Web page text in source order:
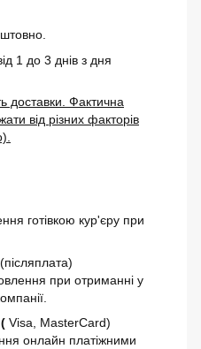
1 до 3 днів з дня
доставки. Фактична
від різних факторів
готівкою кур'єру при
(післяплата)
при отриманні у
Visa, MasterCard)
онлайн платіжними